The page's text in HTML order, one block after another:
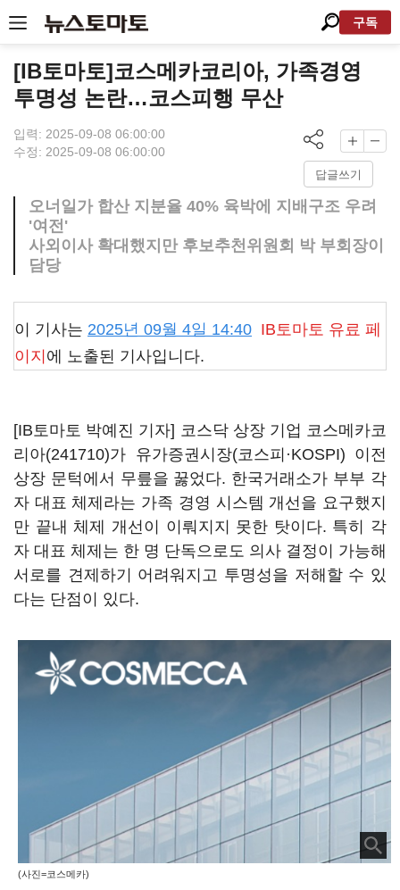
구독
[IB토마토]코스메카코리아, 가족경영
투명성 논란…코스피행 무산
입력: 2025-09-08 06:00:00
수정: 2025-09-08 06:00:00
답글쓰기
오너일가 합산 지분율 40% 육박에 지배구조 우려
'여전'
사외이사 확대했지만 후보추천위원회 박 부회장이
담당
이 기사는 2025년 09월 4일 14:40 IB토마토 유료 페
이지 에 노출된 기사입니다.
[IB토마토 박예진 기자] 코스닥 상장 기업 코스메카코
리아(241710)가 유가증권시장(코스피·KOSPI) 이전
상장 문턱에서 무릎을 꿇었다. 한국거래소가 부부 각
자 대표 체제라는 가족 경영 시스템 개선을 요구했지
만 끝내 체제 개선이 이뤄지지 못한 탓이다. 특히 각
자 대표 체제는 한 명 단독으로도 의사 결정이 가능해
서로를 견제하기 어려워지고 투명성을 저해할 수 있
다는 단점이 있다.
(사진=코스메카)